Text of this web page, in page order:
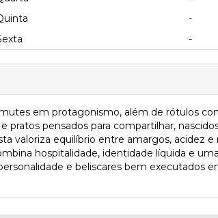
-
-
em protagonismo, além de rótulos
pensados para compartilhar,
valoriza equilíbrio entre amargos, acidez
hospitalidade, identidade líquida e
e beliscares bem executados